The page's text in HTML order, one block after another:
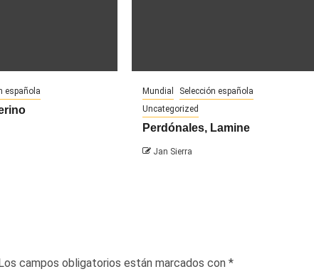
española Mundial
Selección española
Uncategorized
Perdónales, Lamine
Jan Sierra
campos obligatorios están marcados con *